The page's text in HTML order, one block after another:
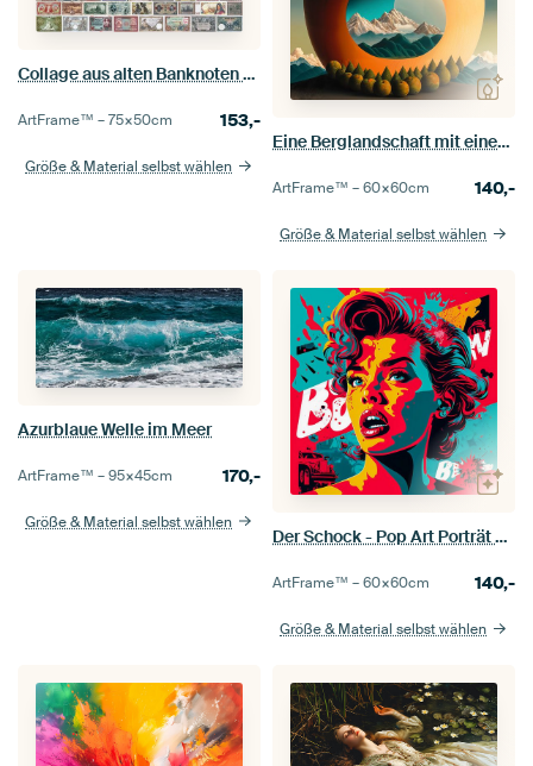
Collage aus alten Banknoten aus aller Welt
ArtFrame™ –75×50cm 153,-
Größe & Material selbst wählen
Eine Berglandschaft mit einem Apfel, Surrealismus
ArtFrame™ –60×60cm 140,-
Größe & Material selbst wählen
Azurblaue Welle im Meer
ArtFrame™ –95×45cm 170,-
Größe & Material selbst wählen
Der Schock - Pop Art Porträt einer Frau
ArtFrame™ –60×60cm 140,-
Größe & Material selbst wählen